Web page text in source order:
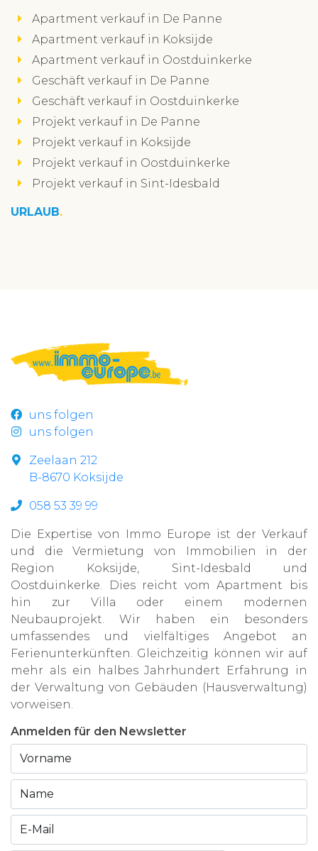
Apartment verkauf in De Panne
Apartment verkauf in Koksijde
Apartment verkauf in Oostduinkerke
Geschäft verkauf in De Panne
Geschäft verkauf in Oostduinkerke
Projekt verkauf in De Panne
Projekt verkauf in Koksijde
Projekt verkauf in Oostduinkerke
Projekt verkauf in Sint-Idesbald
URLAUB
uns folgen
uns folgen
Zeelaan 212
B-8670 Koksijde
058 53 39 99
Die Expertise von Immo Europe ist der Verkauf
und die Vermietung von Immobilien in der
Region Koksijde, Sint-Idesbald und
Oostduinkerke. Dies reicht vom Apartment bis
hin zur Villa oder einem modernen
Neubauprojekt. Wir haben ein besonders
umfassendes und vielfältiges Angebot an
Ferienunterkünften. Gleichzeitig können wir auf
mehr als ein halbes Jahrhundert Erfahrung in
der Verwaltung von Gebäuden (Hausverwaltung)
vorweisen.
Anmelden für den Newsletter